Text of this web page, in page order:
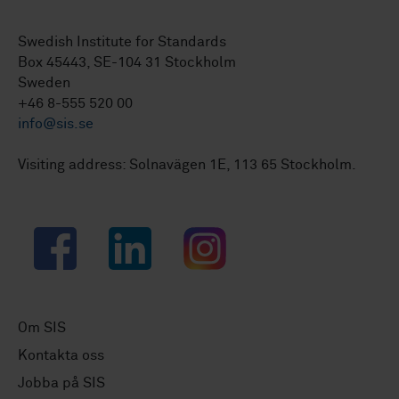
Swedish Institute for Standards
Box 45443, SE-104 31 Stockholm
Sweden
+46 8-555 520 00
info@sis.se
Visiting address: Solnavägen 1E, 113 65 Stockholm.
Facebook LinkedIn Instagram
Om SIS
Kontakta oss
Jobba på SIS